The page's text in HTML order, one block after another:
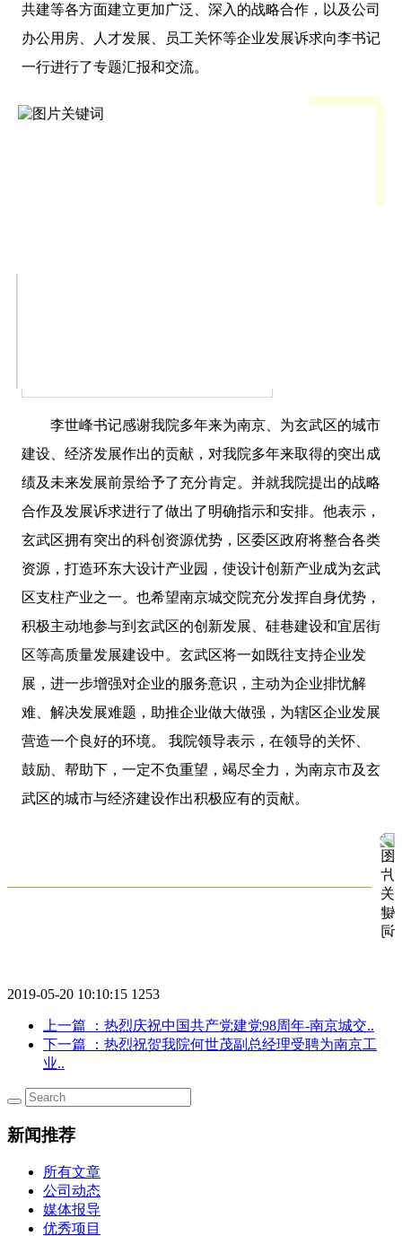
共建等各方面建立更加广泛、深入的战略合作，以及公司
办公用房、人才发展、员工关怀等企业发展诉求向李书记
一行进行了专题汇报和交流。
李世峰书记感谢我院多年来为南京、为玄武区的城市
建设、经济发展作出的贡献，对我院多年来取得的突出成
绩及未来发展前景给予了充分肯定。并就我院提出的战略
合作及发展诉求进行了做出了明确指示和安排。他表示，
玄武区拥有突出的科创资源优势，区委区政府将整合各类
资源，打造环东大设计产业园，使设计创新产业成为玄武
区支柱产业之一。也希望南京城交院充分发挥自身优势，
积极主动地参与到玄武区的创新发展、硅巷建设和宜居街
区等高质量发展建设中。玄武区将一如既往支持企业发
展，进一步增强对企业的服务意识，主动为企业排忧解
难、解决发展难题，助推企业做大做强，为辖区企业发展
营造一个良好的环境。 我院领导表示，在领导的关怀、
鼓励、帮助下，一定不负重望，竭尽全力，为南京市及玄
武区的城市与经济建设作出积极应有的贡献。
2019-05-20 10:10:15 1253
上一篇
：热烈庆祝中国共产党建党98周年-南京城交..
下一篇
：热烈祝贺我院何世茂副总经理受聘为南京工
业..
新闻推荐
所有文章
公司动态
媒体报导
优秀项目